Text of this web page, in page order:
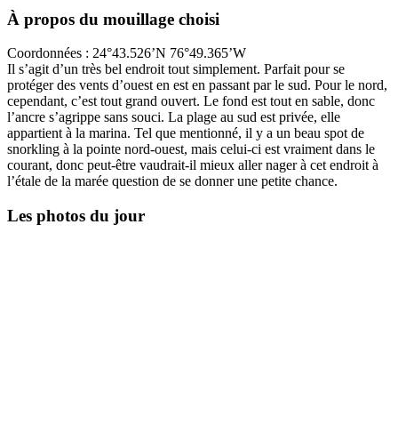
À propos du mouillage choisi
Coordonnées : 24°43.526’N 76°49.365’W
Il s’agit d’un très bel endroit tout simplement. Parfait pour se
protéger des vents d’ouest en est en passant par le sud. Pour le nord,
cependant, c’est tout grand ouvert. Le fond est tout en sable, donc
l’ancre s’agrippe sans souci. La plage au sud est privée, elle
appartient à la marina. Tel que mentionné, il y a un beau spot de
snorkling à la pointe nord-ouest, mais celui-ci est vraiment dans le
courant, donc peut-être vaudrait-il mieux aller nager à cet endroit à
l’étale de la marée question de se donner une petite chance.
Les photos du jour